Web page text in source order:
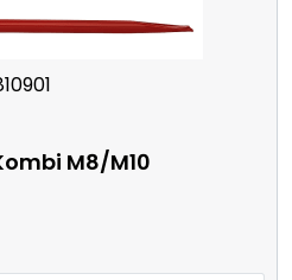
M8/M10